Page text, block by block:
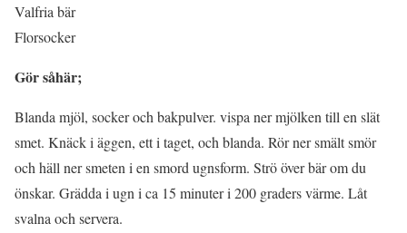
Valfria bär
Florsocker
Gör såhär;
Blanda mjöl, socker och bakpulver. vispa ner mjölken till en slät
smet. Knäck i äggen, ett i taget, och blanda. Rör ner smält smör
och häll ner smeten i en smord ugnsform. Strö över bär om du
önskar. Grädda i ugn i ca 15 minuter i 200 graders värme. Låt
svalna och servera.